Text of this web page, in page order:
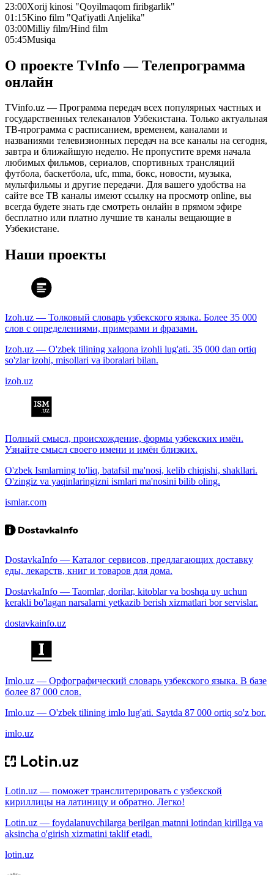
23:00Xorij kinosi "Qoyilmaqom firibgarlik"
01:15Kino film "Qat'iyatli Anjelika"
03:00Milliy film/Hind film
05:45Musiqa
О проекте TvInfo — Телепрограмма
онлайн
TVinfo.uz — Программа передач всех популярных частных и
государственных телеканалов Узбекистана. Только актуальная
ТВ-программа с расписанием, временем, каналами и
названиями телевизионных передач на все каналы на сегодня,
завтра и ближайшую неделю. Не пропустите время начала
любимых фильмов, сериалов, спортивных трансляций
футбола, баскетбола, ufc, mma, бокс, новости, музыка,
мультфильмы и другие передачи. Для вашего удобства на
сайте все ТВ каналы имеют ссылку на просмотр online, вы
всегда будете знать где смотреть онлайн в прямом эфире
бесплатно или платно лучшие тв каналы вещающие в
Узбекистане.
Наши проекты
Izoh.uz — Толковый словарь узбекского языка. Более 35 000
слов с определениями, примерами и фразами.
Izoh.uz — O'zbek tilining xalqona izohli lug'ati. 35 000 dan ortiq
so'zlar izohi, misollari va iboralari bilan.
izoh.uz
Полный смысл, происхождение, формы узбекских имён.
Узнайте смысл своего имени и имён близких.
O'zbek Ismlarning to'liq, batafsil ma'nosi, kelib chiqishi, shakllari.
O'zingiz va yaqinlaringizni ismlari ma'nosini bilib oling.
ismlar.com
DostavkaInfo — Каталог сервисов, предлагающих доставку
еды, лекарств, книг и товаров для дома.
DostavkaInfo — Taomlar, dorilar, kitoblar va boshqa uy uchun
kerakli bo'lagan narsalarni yetkazib berish xizmatlari bor servislar.
dostavkainfo.uz
Imlo.uz — Орфографический словарь узбекского языка. В базе
более 87 000 слов.
Imlo.uz — O'zbek tilining imlo lug'ati. Saytda 87 000 ortiq so'z bor.
imlo.uz
Lotin.uz — поможет транслитерировать с узбекской
кириллицы на латиницу и обратно. Легко!
Lotin.uz — foydalanuvchilarga berilgan matnni lotindan kirillga va
aksincha o'girish xizmatini taklif etadi.
lotin.uz